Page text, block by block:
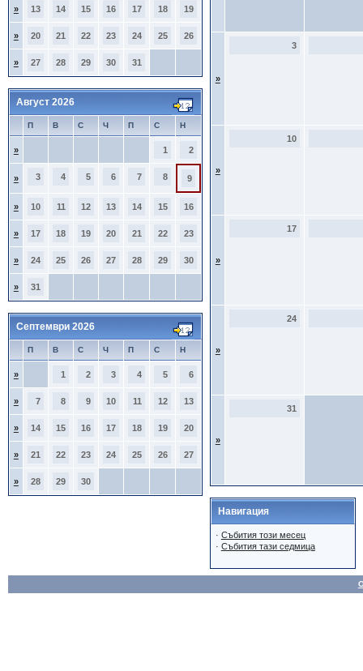
» 13 14 15 16 17 18 19
» 20 21 22 23 24 25 26
» 27 28 29 30 31
Август 2026
П В С Ч П С Н
» 1 2
» 3 4 5 6 7 8 9
» 10 11 12 13 14 15 16
» 17 18 19 20 21 22 23
» 24 25 26 27 28 29 30
» 31
Септември 2026
П В С Ч П С Н
» 1 2 3 4 5 6
» 7 8 9 10 11 12 13
» 14 15 16 17 18 19 20
» 21 22 23 24 25 26 27
» 28 29 30
»
3
»
10
»
17
»
24
»
31
Навигация
· Събития този месец
· Събития тази седмица